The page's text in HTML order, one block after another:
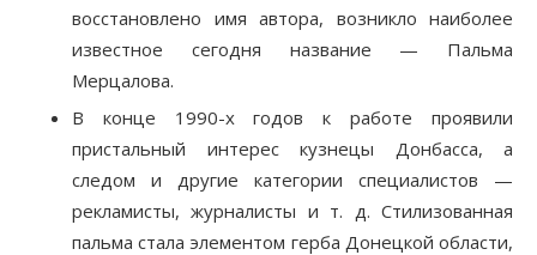
восстановлено имя автора, возникло наиболее
известное сегодня название — Пальма
Мерцалова.
В конце 1990-х годов к работе проявили
пристальный интерес кузнецы Донбасса, а
следом и другие категории специалистов —
рекламисты, журналисты и т. д. Стилизованная
пальма стала элементом герба Донецкой области,